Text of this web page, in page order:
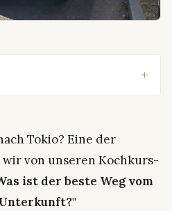
Tokio? Eine der
von unseren Kochkurs-
ist der beste Weg vom